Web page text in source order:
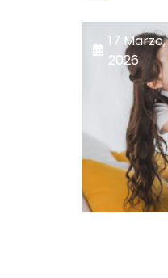
17 Marzo,
2026